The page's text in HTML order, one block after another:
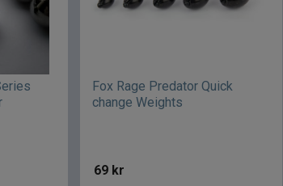
Fox Rage Predator Quick
change Weights
69 kr